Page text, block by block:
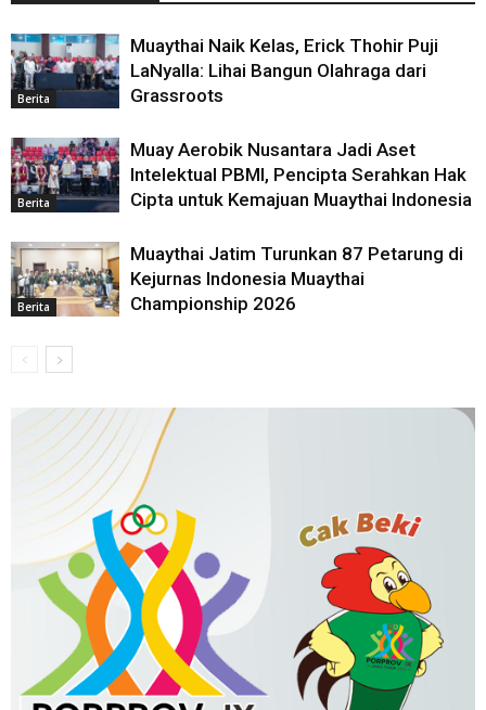
Berita
Muaythai Naik Kelas, Erick Thohir Puji
LaNyalla: Lihai Bangun Olahraga dari
Grassroots
Berita
Muay Aerobik Nusantara Jadi Aset
Intelektual PBMI, Pencipta Serahkan Hak
Cipta untuk Kemajuan Muaythai Indonesia
Berita
Muaythai Jatim Turunkan 87 Petarung di
Kejurnas Indonesia Muaythai
Championship 2026